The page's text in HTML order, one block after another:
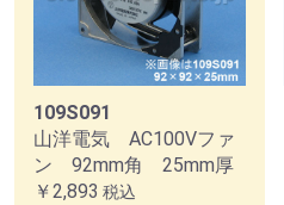
109S091
山洋電気 AC100Vファ
ン 92mm角 25mm厚
￥2,893 税込